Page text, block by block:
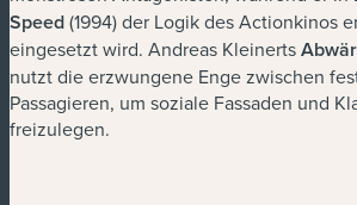
Speed(1994) der Logik des Actionkinos
eingesetzt wird. Andreas Kleinerts
nutzt die erzwungene Enge zwischen
Passagieren, um soziale Fassaden und
freizulegen.